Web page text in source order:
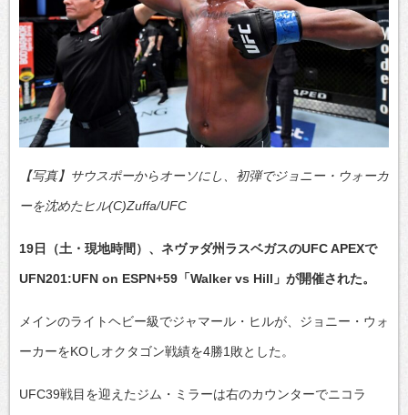
【写真】サウスポーからオーソにし、初弾でジョニー・ウォーカ
ーを沈めたヒル(C)Zuffa/UFC
19日（土・現地時間）、ネヴァダ州ラスベガスのUFC APEXで
UFN201:UFN on ESPN+59「Walker vs Hill」が開催された。
メインのライトヘビー級でジャマール・ヒルが、ジョニー・ウォ
ーカーをKOしオクタゴン戦績を4勝1敗とした。
UFC39戦目を迎えたジム・ミラーは右のカウンターでニコラ